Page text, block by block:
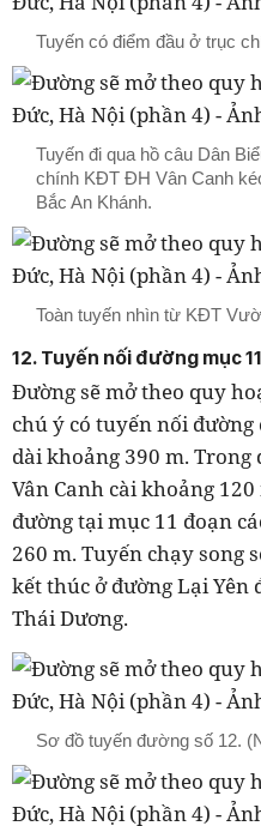
Tuyến có điểm đầu ở trục
Tuyến đi qua hồ câu Dân
chính KĐT ĐH Vân Canh
Bắc An Khánh.
Toàn tuyến nhìn từ KĐT
12. Tuyến nối đường mục
Đường sẽ mở theo quy
chú ý có tuyến nối đường
dài khoảng 390 m.
Vân Canh cài khoảng
đường tại mục 11 đoạn
260 m. Tuyến chạy song
kết thúc ở đường Lại Yên
Thái Dương.
Sơ đồ tuyến đường số 12.